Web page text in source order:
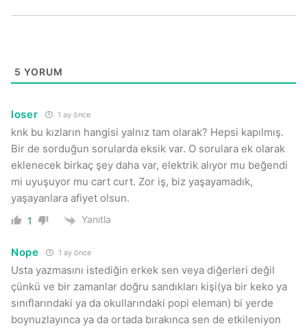
5 YORUM
loser 1 ay önce
knk bu kızların hangisi yalnız tam olarak? Hepsi kapılmış.
Bir de sorduğun sorularda eksik var. O sorulara ek olarak
eklenecek birkaç şey daha var, elektrik alıyor mu beğendi
mi uyuşuyor mu cart curt. Zor iş, biz yaşayamadık,
yaşayanlara afiyet olsun.
1 Yanıtla
Nope 1 ay önce
Usta yazmasını istediğin erkek sen veya diğerleri değil
çünkü ve bir zamanlar doğru sandıkları kişi(ya bir keko ya
sınıflarındaki ya da okullarındaki popi eleman) bi yerde
boynuzlayınca ya da ortada bırakınca sen de etkileniyon